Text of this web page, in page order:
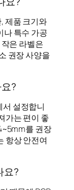
제품 크기와
나 특수 가공
은 라벨은
권장 사양을
?
설정합니
가는 편이 좋
를 권장
항상 안전여
요?